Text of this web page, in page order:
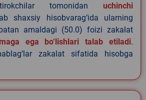
tomonidan uchinchi
shaxsiy hisobvarag‘ida ularning
amaldagi (50.0) foizi zakalat
ega bo‘lishlari talab etiladi.
zakalat sifatida hisobga